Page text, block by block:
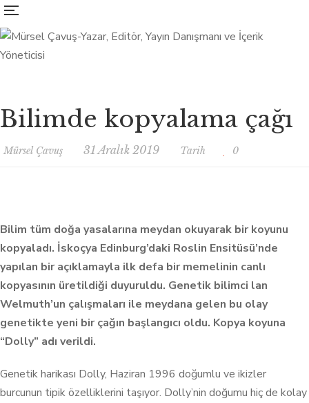
Bilimde kopyalama çağı
Mürsel Çavuş 31 Aralık 2019 Tarih 0
Bilim tüm doğa yasalarına meydan okuyarak bir koyunu
kopyaladı. İskoçya Edinburg’daki Roslin Ensitüsü’nde
yapılan bir açıklamayla ilk defa bir memelinin canlı
kopyasının üretildiği duyuruldu. Genetik bilimci lan
Welmuth’un çalışmaları ile meydana gelen bu olay
genetikte yeni bir çağın başlangıcı oldu. Kopya koyuna
“Dolly” adı verildi.
Genetik harikası Dolly, Haziran 1996 doğumlu ve ikizler
burcunun tipik özelliklerini taşıyor. Dolly’nin doğumu hiç de kolay